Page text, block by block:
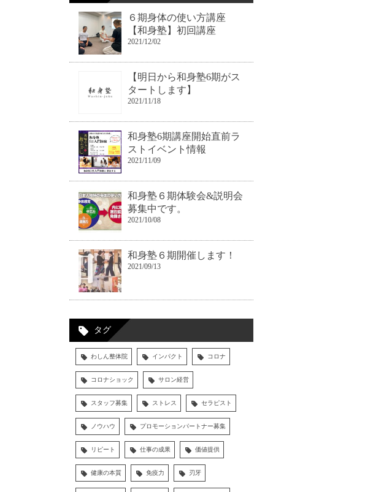
６期身体の使い方講座
【和身塾】初回講座
2021/12/02
【明日から和身塾6期がス
タートします】
2021/11/18
和身塾6期講座開始直前ラ
ストイベント情報
2021/11/09
和身塾６期体験会&説明会
募集中です。
2021/10/08
和身塾６期開催します！
2021/09/13
タグ
わしん整体院 インパクト コロナ
コロナショック サロン経営
スタッフ募集 ストレス セラピスト
ノウハウ プロモーションパートナー募集
リピート 仕事の成果 価値提供
健康の本質 免疫力 刃牙